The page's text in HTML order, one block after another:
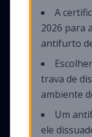
A
2026 para
antifurto
trava de
ambiente
Um
ele